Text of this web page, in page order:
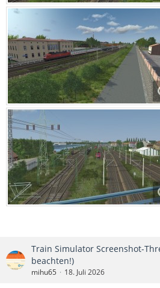
Train Simulator Screenshot-
beachten!)
mihu65 18. Juli 2026